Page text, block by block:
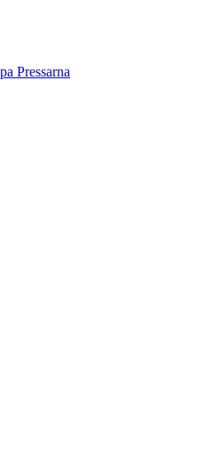
Pressarna